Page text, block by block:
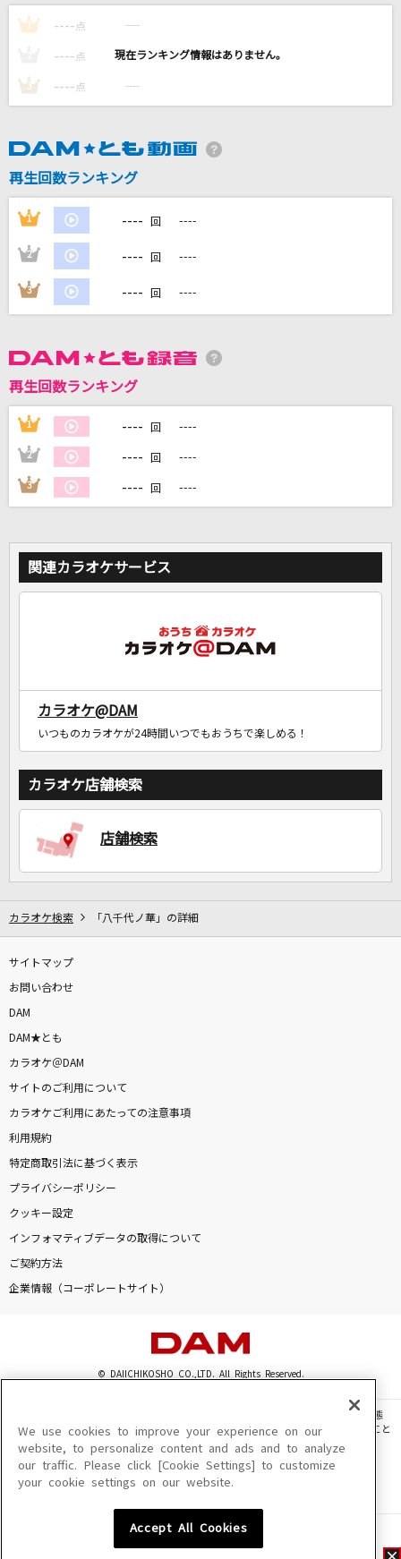
[生音]大都会
クリスタルキング
[生音]115万キロのフィルム
今日の日はさようなら
唱歌・抒情歌
DAMの新曲・ランキングなど
DAMに会員登録・ログインして
カラオケをもっと楽しもう！
1 ---- 点 ----
---- 点 ----
3 ---- 点 ----
再生回数ランキング
1 ---- 回 ----
2 ---- 回 ----
3 ---- 回 ----
再生回数ランキング
1 ---- 回 ----
2 ---- 回 ----
3 ---- 回 ----
関連カラオケサービス
カラオケ@DAM
いつものカラオケが24時間いつでもおうちで楽しめる！
カラオケ店舗検索
店舗検索
カラオケ検索 「八千代ノ華」の詳細
サイトマップ
お問い合わせ
DAM
DAM★とも
カラオケ＠DAM
サイトのご利用について
カラオケご利用にあたっての注意事項
利用規約
特定商取引法に基づく表示
プライバシーポリシー
クッキー設定
インフォマティブデータの取得について
ご契約方法
企業情報（コーポレートサイト）
© DAIICHIKOSHO CO.,LTD. All Rights Reserved.
このサイトに掲載されている一切の文章・画像・写真・動画・音声等を、手段や形態
を問わず、著作権法の定める範囲を超えて無断で複製、転載、ファイル化などすること
を禁じます。
楽曲及びコンテンツは、機種によりご利用いただけない場合があります。
楽曲及びコンテンツの配信日、配信内容が変更になる場合があります。
We use cookies to improve your experience on our
website, to personalize content and ads and to analyze
our traffic. Please click [Cookie Settings] to customize
your cookie settings on our website.
Accept All Cookies